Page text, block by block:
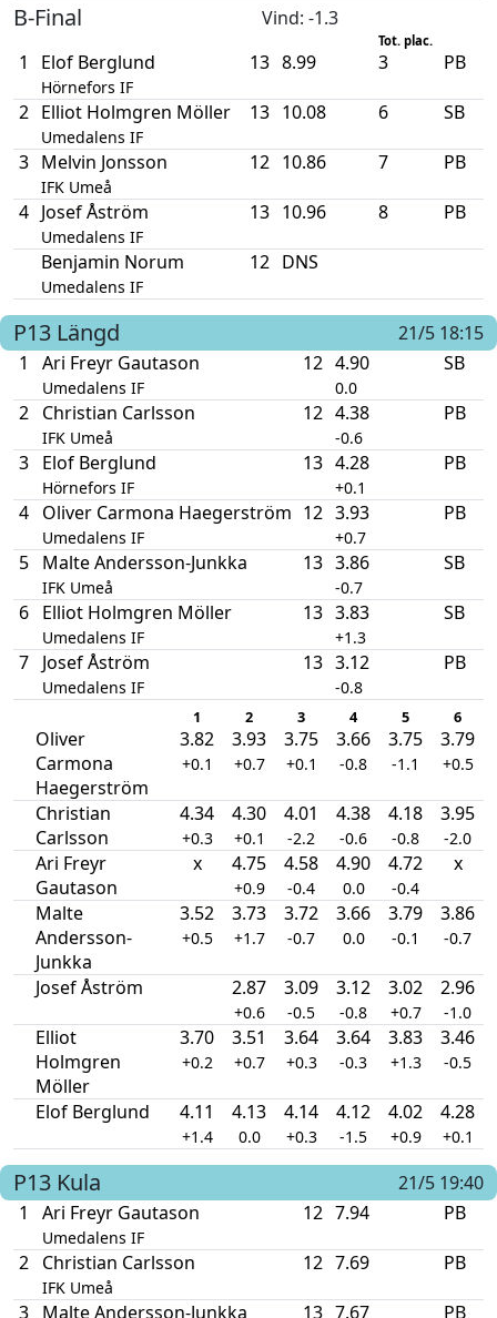
B-Final Vind: -1.3
Tot. plac.
1 Elof Berglund
Hörnefors IF
13 8.99 3 PB
2 Elliot Holmgren Möller
Umedalens IF
13 10.08 6 SB
3 Melvin Jonsson
IFK Umeå
12 10.86 7 PB
4 Josef Åström
Umedalens IF
13 10.96 8 PB
Benjamin Norum
Umedalens IF
12 DNS
P13 Längd
21/5 18:15
1
Ari Freyr Gautason
Umedalens IF
12 4.90
0.0
SB
2 Christian Carlsson
IFK Umeå
12 4.38
-0.6
PB
3 Elof Berglund
Hörnefors IF
13 4.28
+0.1
PB
4 Oliver Carmona Haegerström
Umedalens IF
12 3.93
+0.7
PB
5 Malte Andersson-Junkka
IFK Umeå
13 3.86
-0.7
SB
6 Elliot Holmgren Möller
Umedalens IF
13 3.83
+1.3
SB
7 Josef Åström
Umedalens IF
13 3.12
-0.8
PB
1 2 3 4 5 6
Oliver
Carmona
Haegerström
3.82
+0.1
3.93
+0.7
3.75
+0.1
3.66
-0.8
3.75
-1.1
3.79
+0.5
Christian
Carlsson
4.34
+0.3
4.30
+0.1
4.01
-2.2
4.38
-0.6
4.18
-0.8
3.95
-2.0
Ari Freyr
Gautason
x 4.75
+0.9
4.58
-0.4
4.90
0.0
4.72
-0.4
x
Malte
Andersson-
Junkka
3.52
+0.5
3.73
+1.7
3.72
-0.7
3.66
0.0
3.79
-0.1
3.86
-0.7
Josef Åström 2.87
+0.6
3.09
-0.5
3.12
-0.8
3.02
+0.7
2.96
-1.0
Elliot
Holmgren
Möller
3.70
+0.2
3.51
+0.7
3.64
+0.3
3.64
-0.3
3.83
+1.3
3.46
-0.5
Elof Berglund 4.11
+1.4
4.13
0.0
4.14
+0.3
4.12
-1.5
4.02
+0.9
4.28
+0.1
P13 Kula
21/5 19:40
1
Ari Freyr Gautason
Umedalens IF
12 7.94 PB
2 Christian Carlsson
IFK Umeå
12 7.69 PB
3 Malte Andersson-Junkka 13 7.67 PB